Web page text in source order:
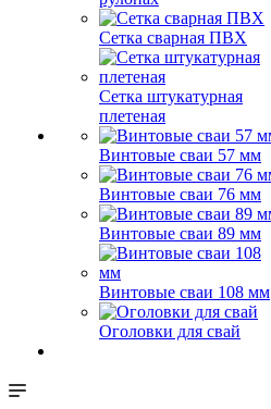
Сетка сварная ПВХ
Сетка штукатурная
плетеная
Винтовые сваи 57 мм
Винтовые сваи 76 мм
Винтовые сваи 89 мм
Винтовые сваи 108 мм
Оголовки для свай